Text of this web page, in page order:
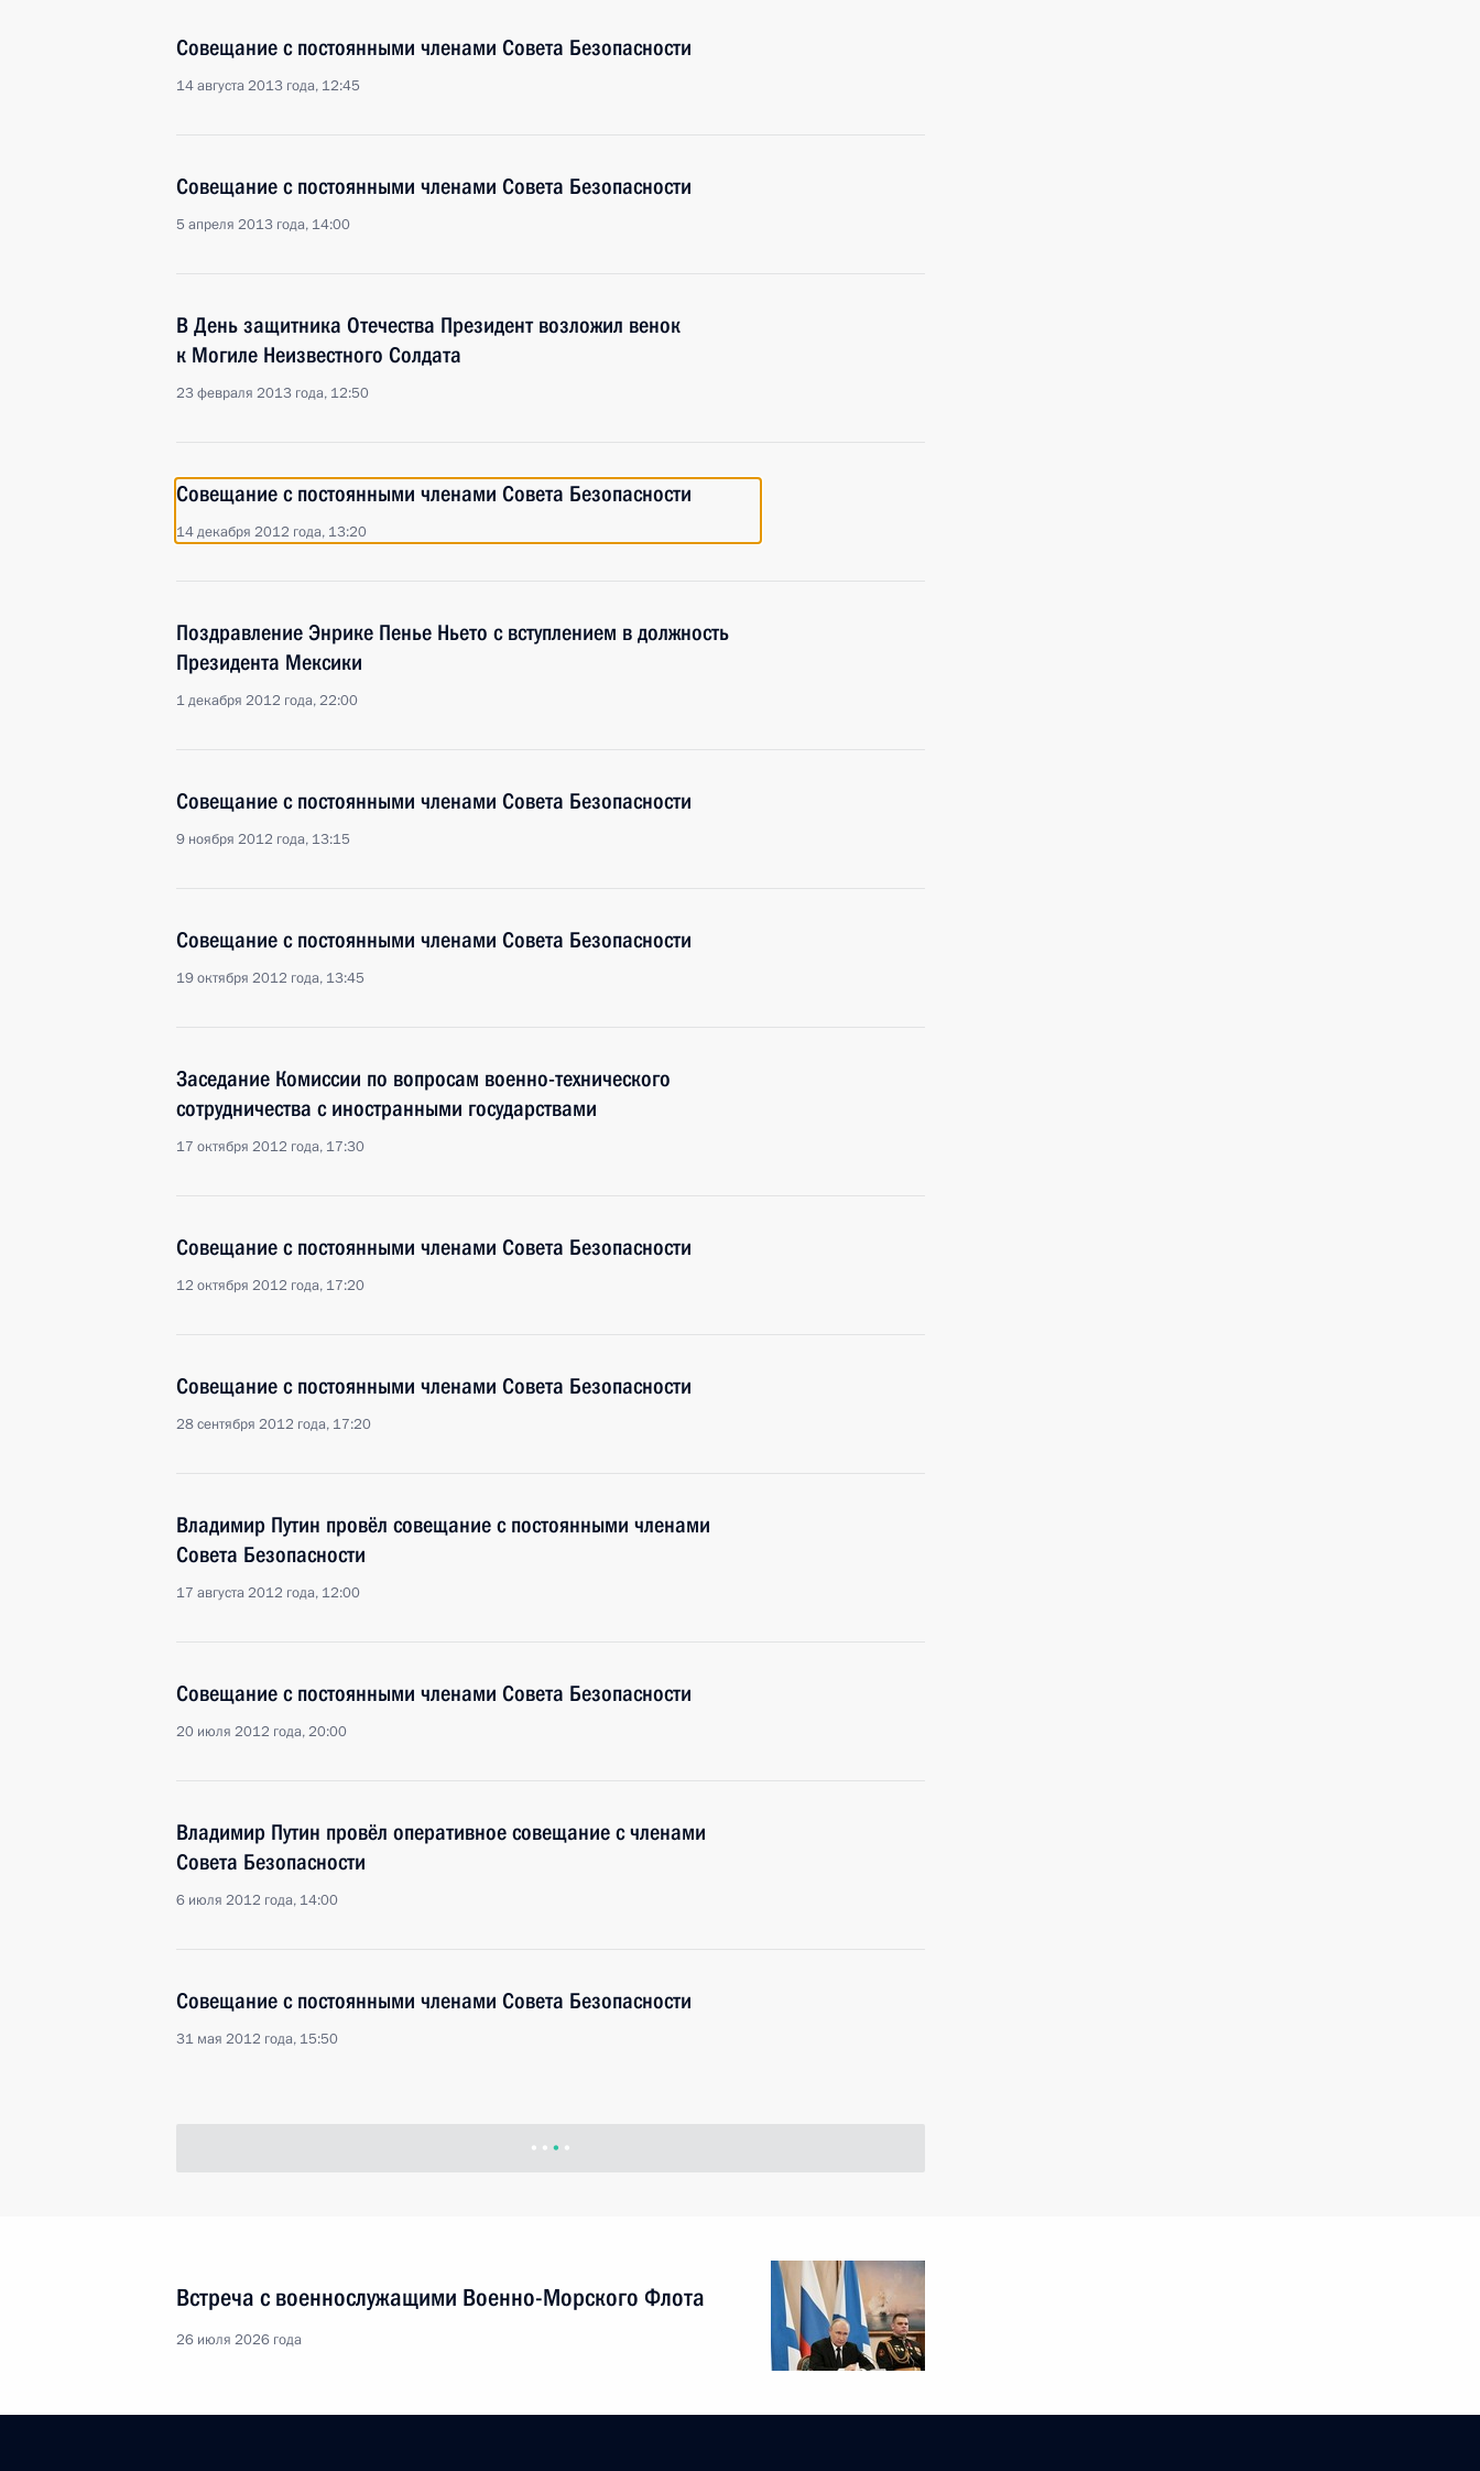
Совещание с постоянными членами Совета Безопасности
14 августа 2013 года, 12:45
Совещание с постоянными членами Совета Безопасности
5 апреля 2013 года, 14:00
В День защитника Отечества Президент возложил венок
к Могиле Неизвестного Солдата
23 февраля 2013 года, 12:50
Совещание с постоянными членами Совета Безопасности
14 декабря 2012 года, 13:20
Поздравление Энрике Пенье Ньето с вступлением в должность
Президента Мексики
1 декабря 2012 года, 22:00
Совещание с постоянными членами Совета Безопасности
9 ноября 2012 года, 13:15
Совещание с постоянными членами Совета Безопасности
19 октября 2012 года, 13:45
Заседание Комиссии по вопросам военно-технического
сотрудничества с иностранными государствами
17 октября 2012 года, 17:30
Совещание с постоянными членами Совета Безопасности
12 октября 2012 года, 17:20
Совещание с постоянными членами Совета Безопасности
28 сентября 2012 года, 17:20
Владимир Путин провёл совещание с постоянными членами
Совета Безопасности
17 августа 2012 года, 12:00
Совещание с постоянными членами Совета Безопасности
20 июля 2012 года, 20:00
Владимир Путин провёл оперативное совещание с членами
Совета Безопасности
6 июля 2012 года, 14:00
Совещание с постоянными членами Совета Безопасности
31 мая 2012 года, 15:50
Встреча с военнослужащими Военно-Морского Флота
26 июля 2026 года